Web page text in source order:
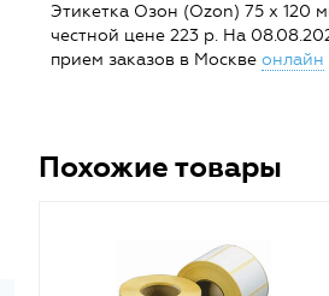
Этикетка Озон (Ozon) 75 х 120
честной цене 223 р. На
прием заказов в Москве онлайн
Похожие товары